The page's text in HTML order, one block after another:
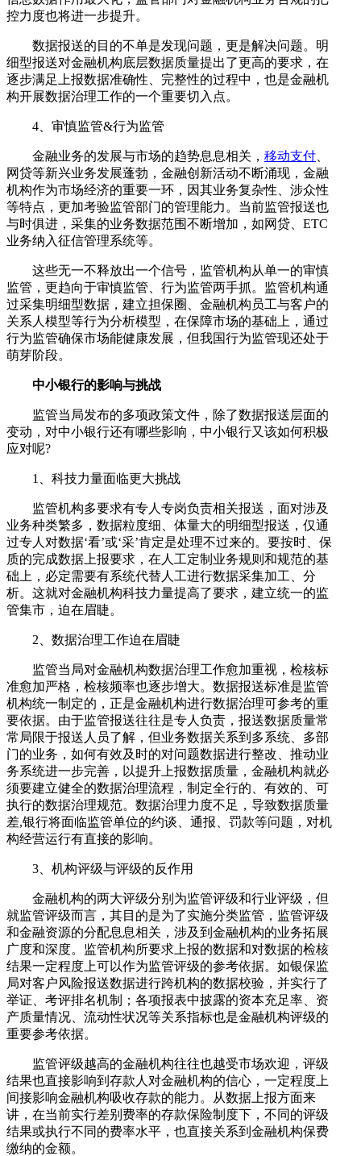
控力度也将进一步提升。
数据报送的目的不单是发现问题，更是解决问题。明
细型报送对金融机构底层数据质量提出了更高的要求，在
逐步满足上报数据准确性、完整性的过程中，也是金融机
构开展数据治理工作的一个重要切入点。
4、审慎监管&行为监管
金融业务的发展与市场的趋势息息相关， 移动支付
网贷等新兴业务发展蓬勃，金融创新活动不断涌现，金融
机构作为市场经济的重要一环，因其业务复杂性、涉众性
等特点，更加考验监管部门的管理能力。当前监管报送也
与时俱进，采集的业务数据范围不断增加，如网贷、ETC
业务纳入征信管理系统等。
这些无一不释放出一个信号，监管机构从单一的审慎
监管，更趋向于审慎监管、行为监管两手抓。监管机构通
过采集明细型数据，建立担保圈、金融机构员工与客户的
关系人模型等行为分析模型，在保障市场的基础上，通过
行为监管确保市场能健康发展，但我国行为监管现还处于
萌芽阶段。
中小银行的影响与挑战
监管当局发布的多项政策文件，除了数据报送层面的
变动，对中小银行还有哪些影响，中小银行又该如何积极
应对呢?
1、科技力量面临更大挑战
监管机构多要求有专人专岗负责相关报送，面对涉及
业务种类繁多，数据粒度细、体量大的明细型报送，仅通
过专人对数据‘看’或‘采’肯定是处理不过来的。要按时、保
质的完成数据上报要求，在人工定制业务规则和规范的基
础上，必定需要有系统代替人工进行数据采集加工、分
析。这就对金融机构科技力量提高了要求，建立统一的监
管集市，迫在眉睫。
2、数据治理工作迫在眉睫
监管当局对金融机构数据治理工作愈加重视，检核标
准愈加严格，检核频率也逐步增大。数据报送标准是监管
机构统一制定的，正是金融机构进行数据治理可参考的重
要依据。由于监管报送往往是专人负责，报送数据质量常
常局限于报送人员了解，但业务数据关系到多系统、多部
门的业务，如何有效及时的对问题数据进行整改、推动业
务系统进一步完善，以提升上报数据质量，金融机构就必
须要建立健全的数据治理流程，制定全行的、有效的、可
执行的数据治理规范。数据治理力度不足，导致数据质量
差,银行将面临监管单位的约谈、通报、罚款等问题，对机
构经营运行有直接的影响。
3、机构评级与评级的反作用
金融机构的两大评级分别为监管评级和行业评级，但
就监管评级而言，其目的是为了实施分类监管，监管评级
和金融资源的分配息息相关，涉及到金融机构的业务拓展
广度和深度。监管机构所要求上报的数据和对数据的检核
结果一定程度上可以作为监管评级的参考依据。如银保监
局对客户风险报送数据进行跨机构的数据校验，并实行了
举证、考评排名机制；各项报表中披露的资本充足率、资
产质量情况、流动性状况等关系指标也是金融机构评级的
重要参考依据。
监管评级越高的金融机构往往也越受市场欢迎，评级
结果也直接影响到存款人对金融机构的信心，一定程度上
间接影响金融机构吸收存款的能力。从数据上报方面来
讲，在当前实行差别费率的存款保险制度下，不同的评级
结果或执行不同的费率水平，也直接关系到金融机构保费
缴纳的金额。